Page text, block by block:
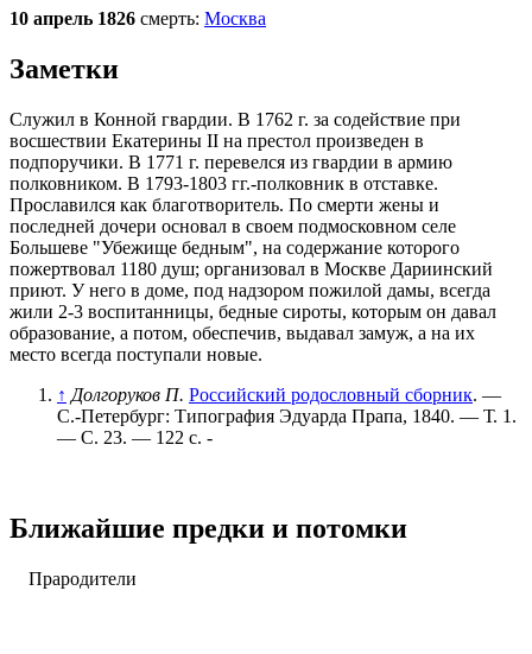
10 апрель 1826 смерть: Москва
Заметки
Служил в Конной гвардии. В 1762 г. за содействие при
восшествии Екатерины II на престол произведен в
подпоручики. В 1771 г. перевелся из гвардии в армию
полковником. В 1793-1803 гг.-полковник в отставке.
Прославился как благотворитель. По смерти жены и
последней дочери основал в своем подмосковном селе
Большеве "Убежище бедным", на содержание которого
пожертвовал 1180 душ; организовал в Москве Дариинский
приют. У него в доме, под надзором пожилой дамы, всегда
жили 2-3 воспитанницы, бедные сироты, которым он давал
образование, а потом, обеспечив, выдавал замуж, а на их
место всегда поступали новые.
↑ Долгоруков П. Российский родословный сборник. —
С.-Петербург: Типография Эдуарда Прапа, 1840. — Т. 1.
— С. 23. — 122 с. -
Ближайшие предки и потомки
Прародители